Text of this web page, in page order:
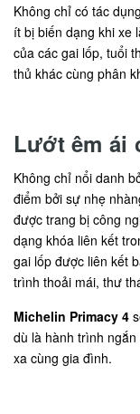
Không chỉ có tác
ít bị biến dạng khi xe
của các gai lốp, tuổi
thủ khác cùng phân
Lướt êm ái
Không chỉ nổi danh
điểm bởi sự nhẹ
được trang bị công
dạng khóa liên kết
gai lốp được liên kết
trình thoải mái, thư
Michelin Primacy 4
dù là hành trình
xa cùng gia đình.